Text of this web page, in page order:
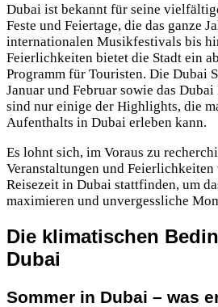
Dubai ist bekannt für seine
Feste und Feiertage, die das ganze
internationalen Musikfestivals bis
Feierlichkeiten bietet die Stadt ein
Programm für Touristen. Die Dubai
Januar und Februar sowie das
sind nur einige der Highlights, die
Aufenthalts in Dubai erleben kann.
Es lohnt sich, im Voraus zu
Veranstaltungen und Feierlichkeiten
Reisezeit in Dubai stattfinden, um
maximieren und unvergessliche
Die klimatischen
Dubai
Sommer in Dubai – was